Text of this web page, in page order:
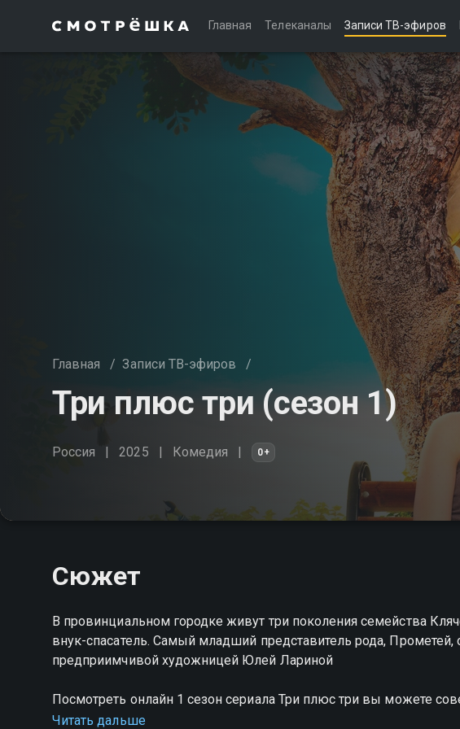
Главная Телеканалы Записи ТВ-эфиров
Главная / Записи ТВ-эфиров /
Три плюс три (сезон 1)
Россия 2025 Комедия 0+
Сюжет
В провинциальном городке живут три поколения семейства
внук-спасатель. Самый младший представитель рода, Прометей,
предприимчивой художницей Юлей Лариной
Посмотреть онлайн 1 сезон сериала Три плюс три вы можете
качестве на Смотрёшке
Читать дальше